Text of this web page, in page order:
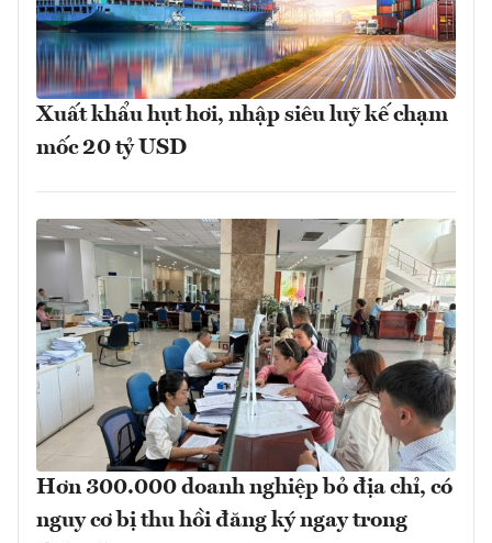
Xuất khẩu hụt hơi, nhập siêu luỹ kế chạm
mốc 20 tỷ USD
Hơn 300.000 doanh nghiệp bỏ địa chỉ, có
nguy cơ bị thu hồi đăng ký ngay trong